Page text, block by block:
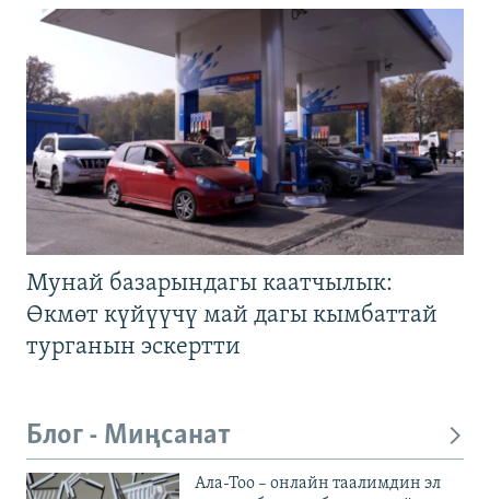
Мунай базарындагы каатчылык:
Өкмөт күйүүчү май дагы кымбаттай
турганын эскертти
Блог - Миңсанат
Ала-Тоо – онлайн таалимдин эл